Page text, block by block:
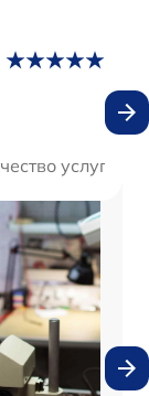
услуг и